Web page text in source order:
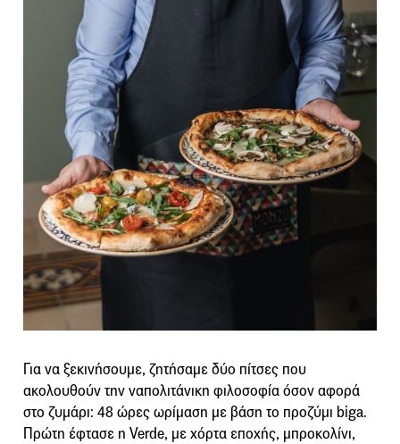
Για να ξεκινήσουμε, ζητήσαμε δύο πίτσες που
ακολουθούν την ναπολιτάνικη φιλοσοφία όσον αφορά
στο ζυμάρι: 48 ώρες ωρίμαση με βάση το προζύμι biga.
Πρώτη έφτασε η Verde, με χόρτα εποχής, μπροκολίνι,